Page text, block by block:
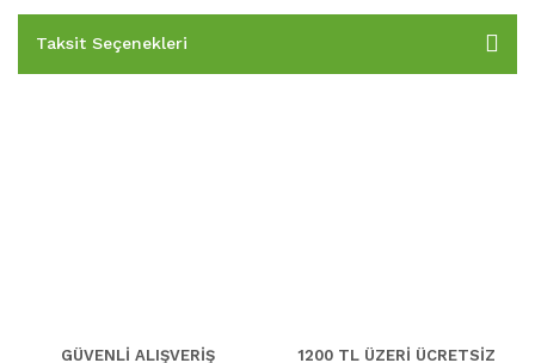
Taksit Seçenekleri
GÜVENLİ ALIŞVERİŞ
1200 TL ÜZERİ ÜCRETSİZ